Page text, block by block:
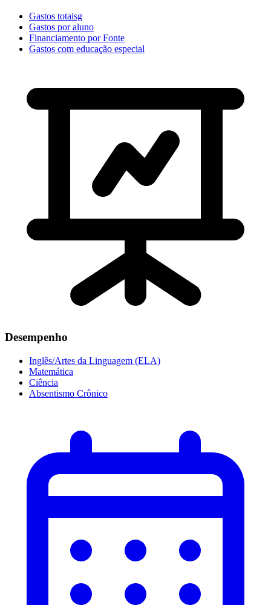
Gastos totaisg
Gastos por aluno
Financiamento por Fonte
Gastos com educação especial
Desempenho
Inglês/Artes da Linguagem (ELA)
Matemática
Ciência
Absentismo Crônico